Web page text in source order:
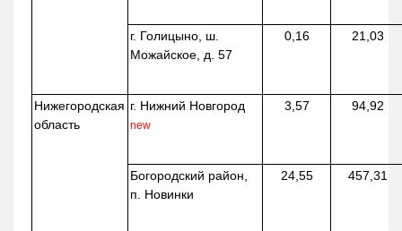
г. Голицыно, ш.
Можайское, д. 57
0,16 21,03
Нижегородская
область
г. Нижний Новгород
new
3,57 94,92
Богородский район,
п. Новинки
24,55 457,31